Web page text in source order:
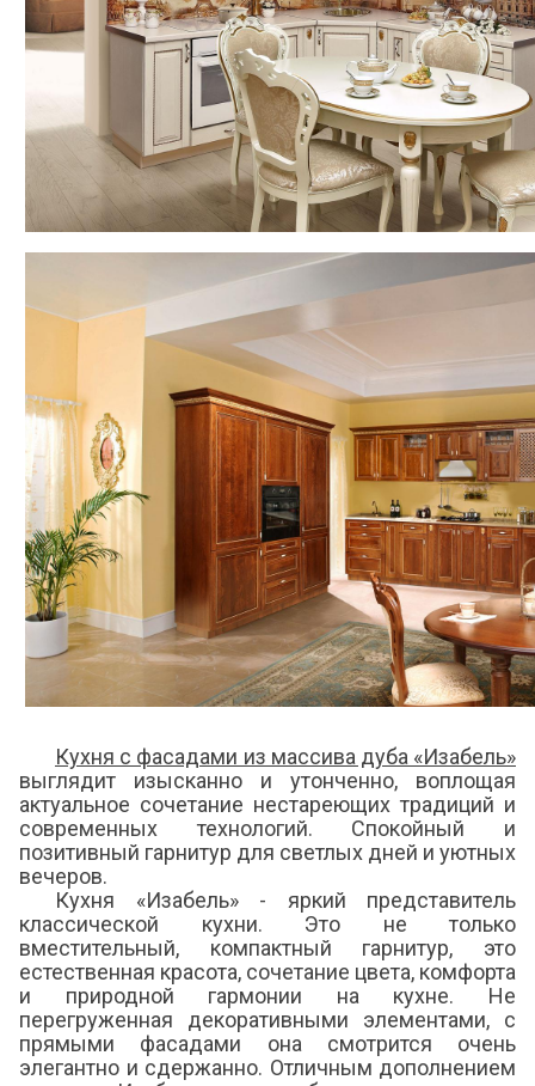
Кухня с фасадами из массива дуба «Изабель»
выглядит изысканно и утонченно, воплощая
актуальное сочетание нестареющих традиций и
современных технологий. Спокойный и
позитивный гарнитур для светлых дней и уютных
вечеров.
Кухня «Изабель» - яркий представитель
классической кухни. Это не только
вместительный, компактный гарнитур, это
естественная красота, сочетание цвета, комфорта
и природной гармонии на кухне. Не
перегруженная декоративными элементами, с
прямыми фасадами она смотрится очень
элегантно и сдержанно. Отличным дополнением